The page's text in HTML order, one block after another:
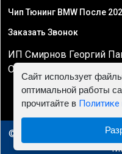
Чип Тюнинг BMW После
Заказать Звонок
ИП Смирнов Георгий
ОГРНИП
© 2010 - 2026 Чип
Сайт использует
оптимальной работы
прочитайте в